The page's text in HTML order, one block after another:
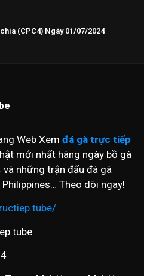
(CPC4) Ngày 01/07/2024
Web Xem đá gà trực tiếp
mới nhất hàng ngày bồ gà
và những trận đấu đá gà
Theo dõi ngay!